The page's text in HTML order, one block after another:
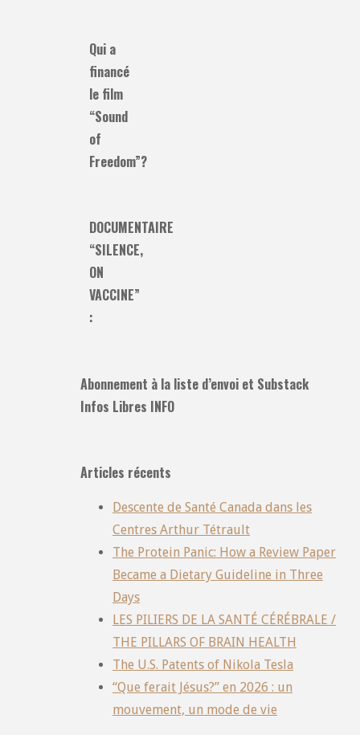
Qui a
financé
le film
“Sound
of
Freedom”?
DOCUMENTAIRE
“SILENCE,
ON
VACCINE”
:
Abonnement à la liste d’envoi et Substack
Infos Libres INFO
Articles récents
Descente de Santé Canada dans les
Centres Arthur Tétrault
The Protein Panic: How a Review Paper
Became a Dietary Guideline in Three
Days
LES PILIERS DE LA SANTÉ CÉRÉBRALE /
THE PILLARS OF BRAIN HEALTH
The U.S. Patents of Nikola Tesla
“Que ferait Jésus?” en 2026 : un
mouvement, un mode de vie